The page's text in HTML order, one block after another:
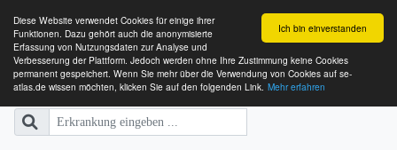
Ich bin einverstanden
Diese Website verwendet Cookies für einige ihrer
Funktionen. Dazu gehört auch die anonymisierte
Erfassung von Nutzungsdaten zur Analyse und
Verbesserung der Plattform. Jedoch werden ohne Ihre Zustimmung keine Cookies
permanent gespeichert. Wenn Sie mehr über die Verwendung von Cookies auf se-
atlas.de wissen möchten, klicken Sie auf den folgenden Link. Mehr erfahren
SE-ATLAS
Versorgungsatlas für Menschen